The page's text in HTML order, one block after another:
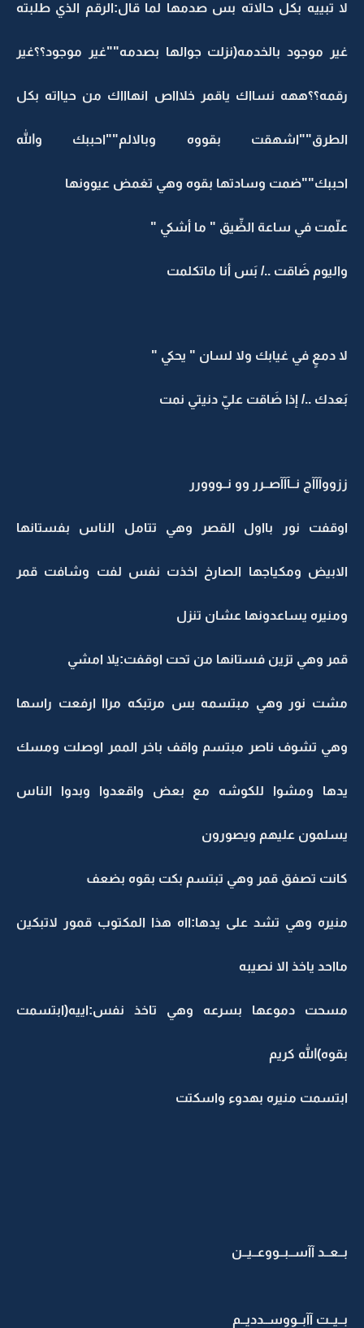
لا تبييه بكل حالاته بس صدمها لما قال:الرقم الذي طلبته
غير موجود بالخدمه(نزلت جوالها بصدمه""غير موجود؟؟غير
رقمه؟؟ههه نسااك ياقمر خلاااص انهاااك من حيااته بكل
الطرق""اشهقت بقووه وبالالم""احببك والله
احببك""ضمت وسادتها بقوه وهي تغمض عيوونها
علّمت في ساعة الضِّيق " ما أشكي "
واليوم ضَاقت ../ بَس أنا ماتكلمت
لا دمعٍ في غيابك ولا لسان " يحكي "
بَعدك ../ إذا ضَاقت عليّ دنيتي نمت
ززووآآآج نــآآآصــرر وو نــووورر
اوقفت نور بااول القصر وهي تتامل الناس بفستانها
الابيض ومكياجها الصارخ اخذت نفس لفت وشافت قمر
ومنيره يساعدونها عشان تنزل
قمر وهي تزين فستانها من تحت اوقفت:يلا امشي
مشت نور وهي مبتسمه بس مرتبكه مراا ارفعت راسها
وهي تشوف ناصر مبتسم واقف باخر الممر اوصلت ومسك
يدها ومشوا للكوشه مع بعض واقعدوا وبدوا الناس
يسلمون عليهم ويصورون
كانت تصفق قمر وهي تبتسم بكت بقوه بضعف
منيره وهي تشد على يدها:ااه هذا المكتوب قمور لاتبكين
مااحد ياخذ الا نصيبه
مسحت دموعها بسرعه وهي تاخذ نفس:اييه(ابتسمت
بقوه)الله كريم
ابتسمت منيره بهدوء واسكتت
بــعــد آآســبــووعــيــن
بــيــت آآبــووســدديــم